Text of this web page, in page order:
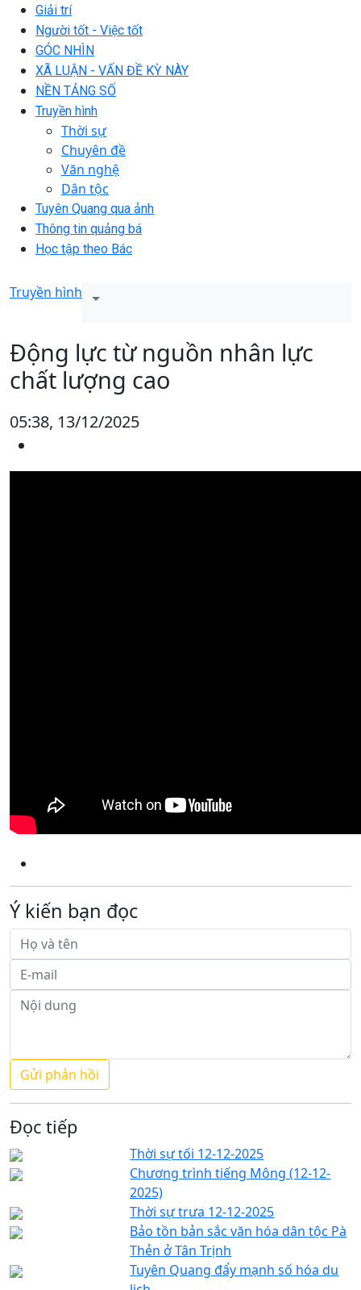
Giải trí
Người tốt - Việc tốt
GÓC NHÌN
XÃ LUẬN - VẤN ĐỀ KỲ NÀY
NỀN TẢNG SỐ
Truyền hình
Thời sự
Chuyên đề
Văn nghệ
Dân tộc
Tuyên Quang qua ảnh
Thông tin quảng bá
Học tập theo Bác
Truyền hình
Động lực từ nguồn nhân lực
chất lượng cao
05:38, 13/12/2025
Ý kiến bạn đọc
Đọc tiếp
Thời sự tối 12-12-2025
Chương trình tiếng Mông (12-12-
2025)
Thời sự trưa 12-12-2025
Bảo tồn bản sắc văn hóa dân tộc Pà
Thẻn ở Tân Trịnh
Tuyên Quang đẩy mạnh số hóa du